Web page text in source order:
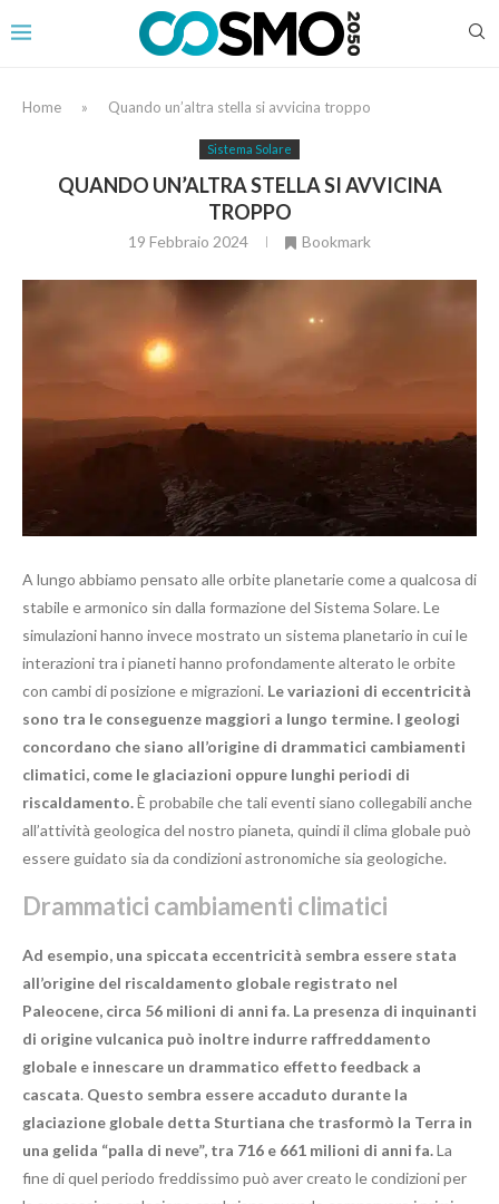
Home » Quando un’altra stella si avvicina troppo
Sistema Solare
QUANDO UN’ALTRA STELLA SI AVVICINA
TROPPO
19 Febbraio 2024 Bookmark
A lungo abbiamo pensato alle orbite planetarie come a qualcosa di
stabile e armonico sin dalla formazione del Sistema Solare. Le
simulazioni hanno invece mostrato un sistema planetario in cui le
interazioni tra i pianeti hanno profondamente alterato le orbite
con cambi di posizione e migrazioni. Le variazioni di eccentricità
sono tra le conseguenze maggiori a lungo termine. I geologi
concordano che siano all’origine di drammatici cambiamenti
climatici, come le glaciazioni oppure lunghi periodi di
riscaldamento.È probabile che tali eventi siano collegabili anche
all’attività geologica del nostro pianeta, quindi il clima globale può
essere guidato sia da condizioni astronomiche sia geologiche.
Drammatici cambiamenti climatici
Ad esempio, una spiccata eccentricità sembra essere stata
all’origine del riscaldamento globale registrato nel
Paleocene, circa 56 milioni di anni fa. La presenza di inquinanti
di origine vulcanica può inoltre indurre raffreddamento
globale e innescare un drammatico effetto feedback a
cascata. Questo sembra essere accaduto durante la
glaciazione globale detta Sturtiana che trasformò la Terra in
una gelida “palla di neve”, tra 716 e 661 milioni di anni fa.La
fine di quel periodo freddissimo può aver creato le condizioni per